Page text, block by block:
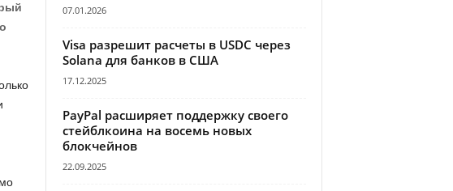
07.01.2026
Visa разрешит расчеты в USDC через
Solana для банков в США
17.12.2025
PayPal расширяет поддержку своего
стейблкоина на восемь новых
блокчейнов
22.09.2025